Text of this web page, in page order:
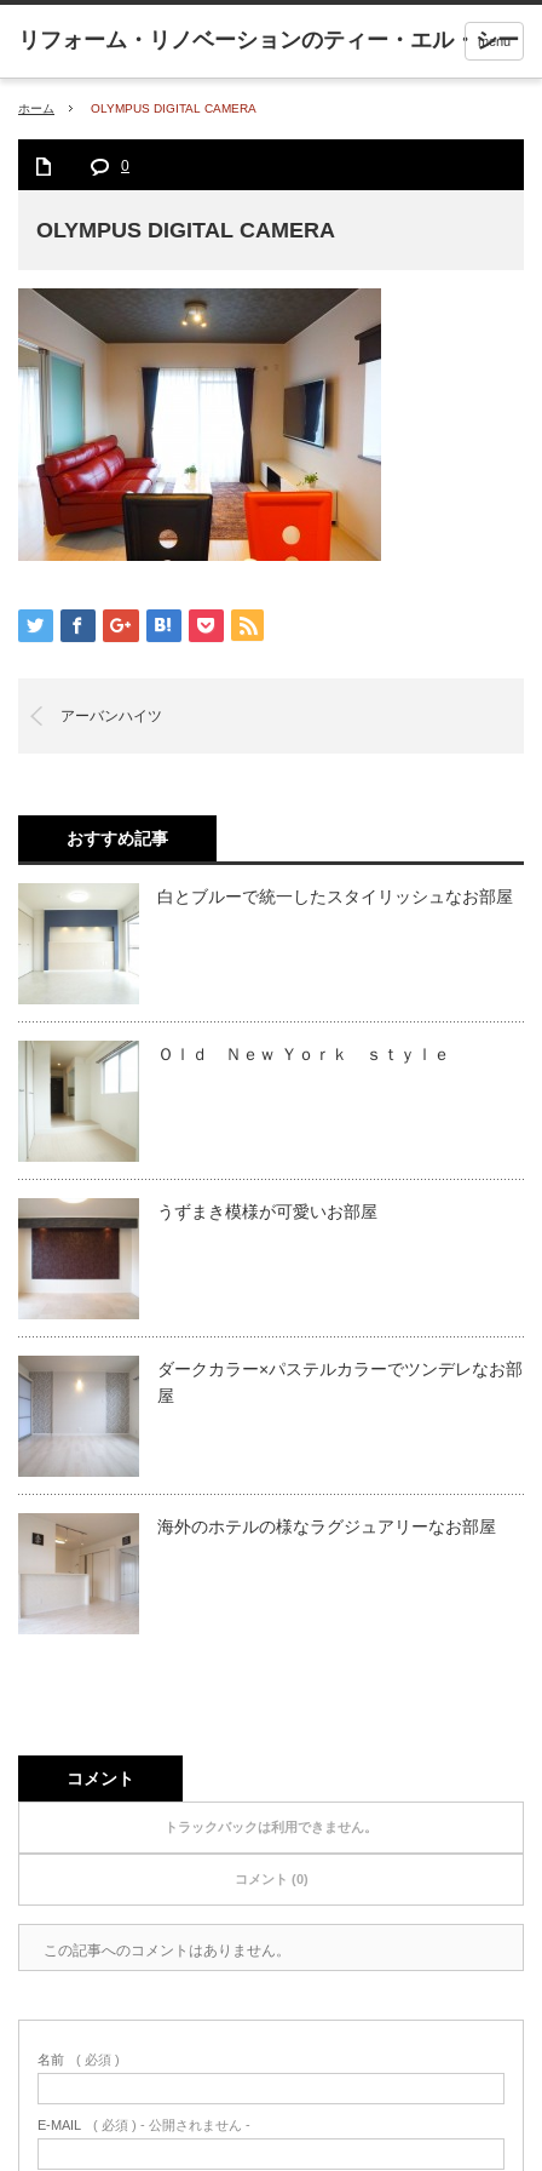
menu
ホーム OLYMPUS DIGITAL CAMERA
0
OLYMPUS DIGITAL CAMERA
アーバンハイツ
おすすめ記事
白とブルーで統一したスタイリッシュなお部屋
Ｏｌｄ Ｎｅｗ Ｙｏｒｋ ｓｔｙｌｅ
うずまき模様が可愛いお部屋
ダークカラー×パステルカラーでツンデレなお部
屋
海外のホテルの様なラグジュアリーなお部屋
コメント
トラックバックは利用できません。
コメント (0)
この記事へのコメントはありません。
名前 ( 必須 )
E-MAIL ( 必須 ) - 公開されません -